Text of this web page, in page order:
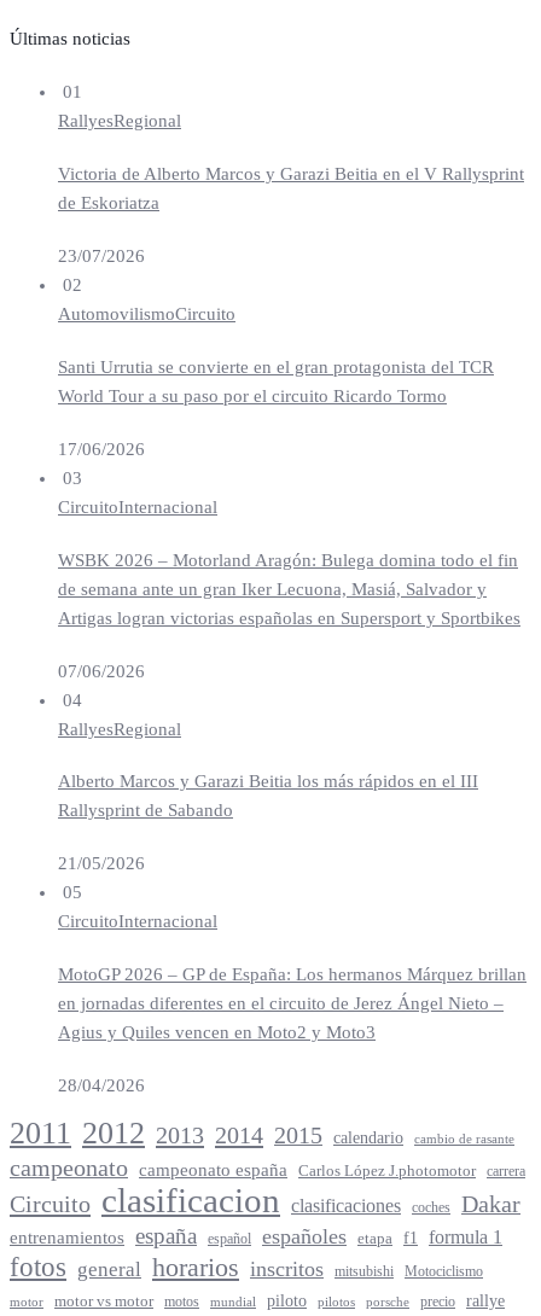
Últimas noticias
01
RallyesRegional
Victoria de Alberto Marcos y Garazi Beitia en el V Rallysprint
de Eskoriatza
23/07/2026
02
AutomovilismoCircuito
Santi Urrutia se convierte en el gran protagonista del TCR
World Tour a su paso por el circuito Ricardo Tormo
17/06/2026
03
CircuitoInternacional
WSBK 2026 – Motorland Aragón: Bulega domina todo el fin
de semana ante un gran Iker Lecuona, Masiá, Salvador y
Artigas logran victorias españolas en Supersport y Sportbikes
07/06/2026
04
RallyesRegional
Alberto Marcos y Garazi Beitia los más rápidos en el III
Rallysprint de Sabando
21/05/2026
05
CircuitoInternacional
MotoGP 2026 – GP de España: Los hermanos Márquez brillan
en jornadas diferentes en el circuito de Jerez Ángel Nieto –
Agius y Quiles vencen en Moto2 y Moto3
28/04/2026
2011 2012 2013 2014 2015 calendario cambio de rasante
campeonato campeonato españa Carlos López J.photomotor carrera
Circuito clasificacion clasificaciones coches Dakar
entrenamientos españa español españoles etapa f1 formula 1
fotos general horarios inscritos mitsubishi Motociclismo
motor motor vs motor motos mundial piloto pilotos porsche precio rallye